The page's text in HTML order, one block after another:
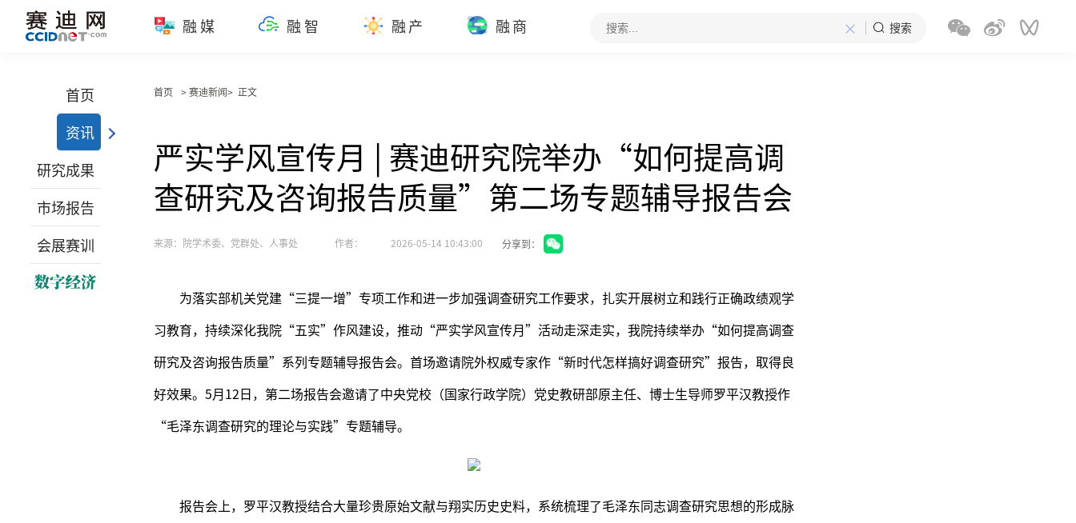
融媒 融智 融产 融商 × 搜索
首页
资讯
研究成果
市场报告
会展赛训
首页 > 赛迪新闻> 正文
严实学风宣传月 | 赛迪研究院举办“如何提高调
查研究及咨询报告质量”第二场专题辅导报告会
来源：院学术委、党群处、人事处 作者： 2026-05-14 10:43:00 分享到：
为落实部机关党建“三提一增”专项工作和进一步加强调查研究工作要求，扎实开展树立和践行正确政绩观学
习教育，持续深化我院“五实”作风建设，推动“严实学风宣传月”活动走深走实，我院持续举办“如何提高调查
研究及咨询报告质量”系列专题辅导报告会。首场邀请院外权威专家作“新时代怎样搞好调查研究”报告，取得良
好效果。5月12日，第二场报告会邀请了中央党校（国家行政学院）党史教研部原主任、博士生导师罗平汉教授作
“毛泽东调查研究的理论与实践”专题辅导。
报告会上，罗平汉教授结合大量珍贵原始文献与翔实历史史料，系统梳理了毛泽东同志调查研究思想的形成脉